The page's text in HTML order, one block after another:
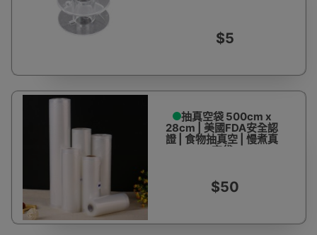
$5
抽真空袋 500cm x
28cm | 美國FDA安全認
證 | 食物抽真空 | 慢煮真
空袋
$50